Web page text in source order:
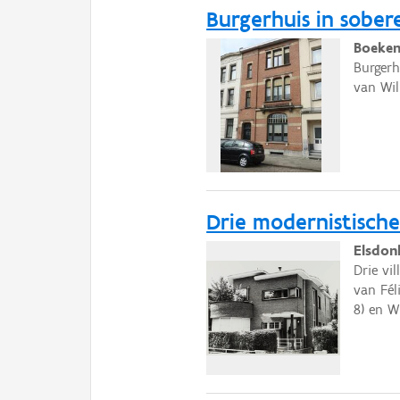
Burgerhuis in
van
Drie
Drie
van
8) en